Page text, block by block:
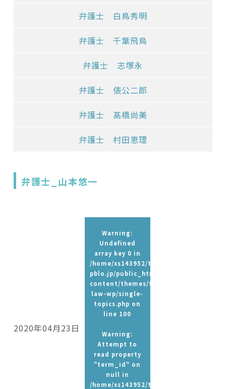
弁護士 白鳥秀明
弁護士 千葉飛鳥
弁護士 志塚永
弁護士 俵公二郎
弁護士 髙橋尚美
弁護士 村田恵理
弁護士_山本悠一
2020年04月23日
Warning:
Undefined
array key 0 in
/home/xs143952/t-
pblo.jp/public_html/wp-
content/themes/tpbc-
law-wp/single-
topics.php on
line 100
Warning:
Attempt to
read property
"term_id" on
null in
/home/xs143952/t-